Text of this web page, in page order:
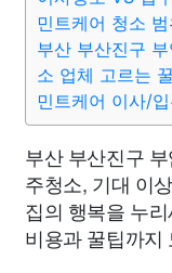
민트케어 청소 범
부산 부산진구
소 업체 고르는
민트케어 이사/
부산 부산진구
주청소, 기대 이
집의 행복을 누
비용과 꿀팁까지